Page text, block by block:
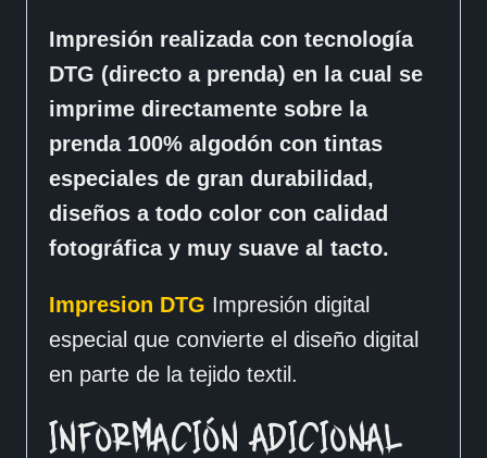
Impresión realizada con tecnología
DTG (directo a prenda) en la cual se
imprime directamente sobre la
prenda 100% algodón con tintas
especiales de gran durabilidad,
diseños a todo color con calidad
fotográfica y muy suave al tacto.
Impresion DTG Impresión digital
especial que convierte el diseño digital
en parte de la tejido textil.
INFORMACIÓN ADICIONAL